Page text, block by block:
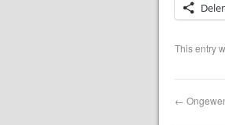
This entry
←